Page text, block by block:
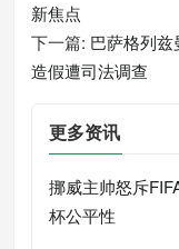
新焦点
下一篇: 巴萨格列
造假遭司法调查
更多资讯
挪威主帅怒斥
杯公平性